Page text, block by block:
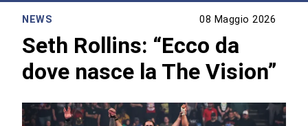
NEWS 08 Maggio 2026
Seth Rollins: “Ecco da
dove nasce la The Vision”